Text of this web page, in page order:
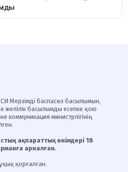
Мерзімді баспасөз басылымын,
желілік басылымды есепке қою
коммуникация министрлігінің
ақпараттық өнімдері 18
арналған.
қорғалған.